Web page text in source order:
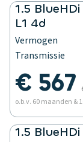
1.5
L1 4d
Vermogen
Transmissie
€ 567
o.b.v. 60 maanden &
1.5